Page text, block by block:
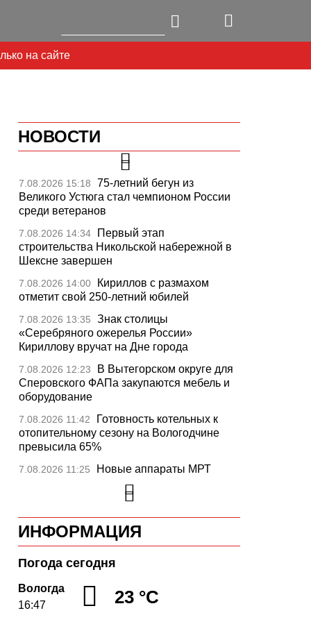
на сайте
НОВОСТИ
7.08.2026 15:18
75-летний бегун из
Великого Устюга стал чемпионом России
среди ветеранов
7.08.2026 14:34
Первый этап
строительства Никольской набережной в
Шексне завершен
7.08.2026 14:00
Кириллов с размахом
отметит свой 250-летний юбилей
7.08.2026 13:35
Знак столицы
«Серебряного ожерелья России»
Кириллову вручат на Дне города
7.08.2026 12:23
В Вытегорском округе для
Сперовского ФАПа закупаются мебель и
оборудование
7.08.2026 11:42
Готовность котельных к
отопительному сезону на Вологодчине
превысила 65%
7.08.2026 11:25
Новые аппараты МРТ
установят в двух медучреждениях
Вологодской области
7.08.2026 10:41 В Устюжне отметят 774-
летие города фестивалем кузнечного
мастерства
7.08.2026 10:18 Вологодская область
уверенно шагает в цифровое будущее
7.08.2026 09:49
На Вологодчине подвели
ИНФОРМАЦИЯ
Погода сегодня
Вологда
16:47
23 °C